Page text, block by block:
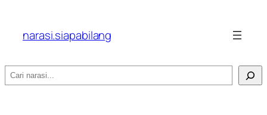
narasi.siapabilang
Search